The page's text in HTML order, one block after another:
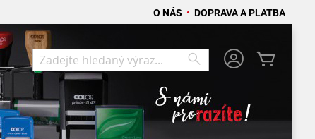
O NÁS • DOPRAVA A PLATBA
Search
Search